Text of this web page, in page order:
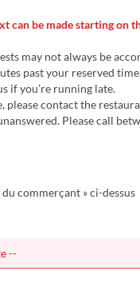
can be made starting on
may not always be
past your reserved
if you’re running late.
please contact the
Please call
commerçant » ci-dessus